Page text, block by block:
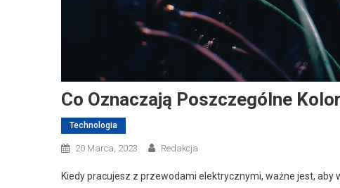
Co Oznaczają Poszczególne
Technologia
20 Marca, 2023 Redakcja
Kiedy pracujesz z przewodami elektrycznymi, ważne jest, aby